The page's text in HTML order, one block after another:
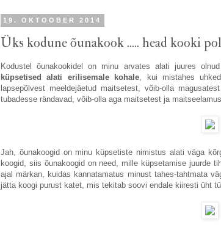
19. OKTOOBER 2014
Üks kodune õunakook ..... head kooki
Kodustel õunakookidel on minu arvates alati juures
küpsetised alati erilisemale kohale, kui mistahes
lapsepõlvest meeldejäetud maitsetest, võib-olla
tubadesse rändavad, võib-olla aga maitsetest ja
Jah, õunakoogid on minu küpsetiste nimistus alati väga
koogid, siis õunakoogid on need, mille küpsetamise juurde
ajal märkan, kuidas kannatamatus minust tahes-tahtmata
jätta koogi purust katet, mis tekitab soovi endale kiiresti üht